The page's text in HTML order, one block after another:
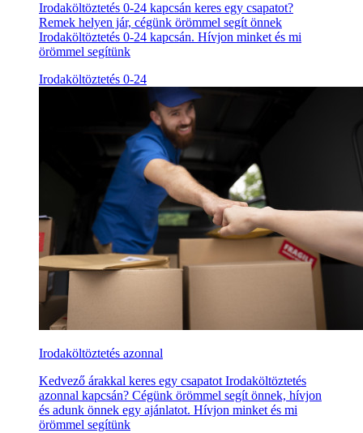
Irodaköltöztetés 0-24 kapcsán keres egy csapatot?
Remek helyen jár, cégünk örömmel segít önnek
Irodaköltöztetés 0-24 kapcsán. Hívjon minket és mi
örömmel segítünk
Irodaköltöztetés 0-24
Irodaköltöztetés azonnal
Kedvező árakkal keres egy csapatot Irodaköltöztetés
azonnal kapcsán? Cégünk örömmel segít önnek, hívjon
és adunk önnek egy ajánlatot. Hívjon minket és mi
örömmel segítünk